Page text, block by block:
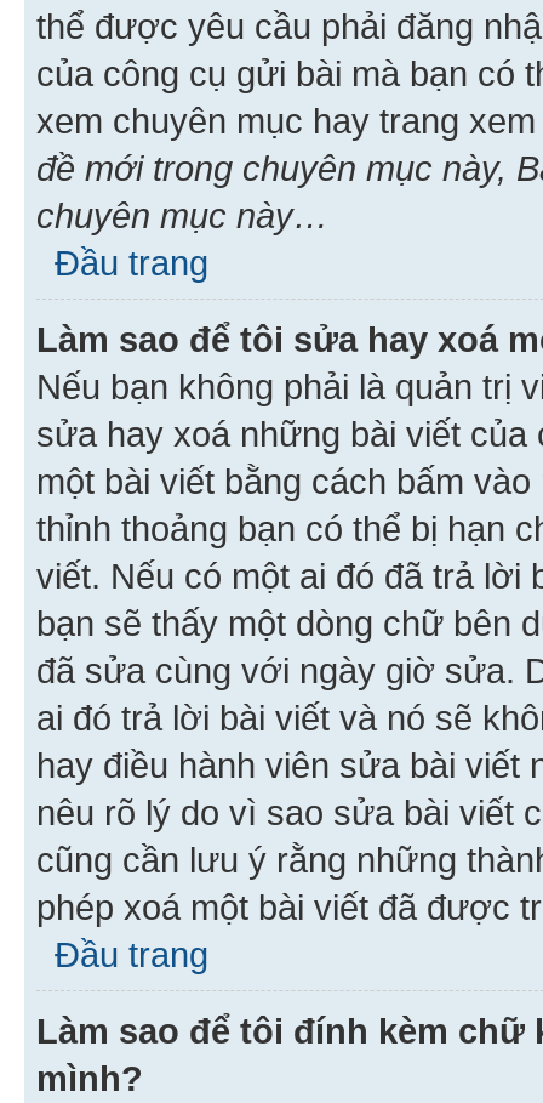
thể được yêu cầu phải đăng
của công cụ gửi bài mà bạn có
xem chuyên mục hay trang
đề mới trong chuyên mục này,
chuyên mục này…
Đầu trang
Làm sao để tôi sửa hay xoá
Nếu bạn không phải là quản trị
sửa hay xoá những bài viết
một bài viết bằng cách bấm
thỉnh thoảng bạn có thể bị hạn
viết. Nếu có một ai đó đã trả lời
bạn sẽ thấy một dòng chữ bên
đã sửa cùng với ngày giờ sửa.
ai đó trả lời bài viết và nó sẽ
hay điều hành viên sửa bài viết
nêu rõ lý do vì sao sửa bài viết
cũng cần lưu ý rằng những
phép xoá một bài viết đã được
Đầu trang
Làm sao để tôi đính kèm chữ
mình?